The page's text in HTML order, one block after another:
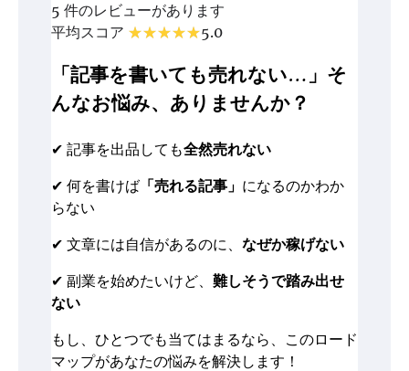
5 件のレビューがあります
平均スコア
5.0
「記事を書いても売れない…」そ
んなお悩み、ありませんか？
✔ 記事を出品しても全然売れない
✔ 何を書けば 「売れる記事」 になるのかわか
らない
✔ 文章には自信があるのに、 なぜか稼げない
✔ 副業を始めたいけど、 難しそうで踏み出せ
ない
もし、ひとつでも当てはまるなら、このロード
マップがあなたの悩みを解決します！